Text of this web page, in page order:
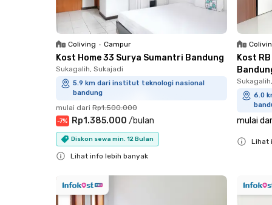
Coliving • Campur
Kost Home 33 Surya Sumantri Bandung
Sukagalih, Sukajadi
5.9 km dari institut teknologi nasional
bandung
mulai dari Rp1.500.000
-7% Rp1.385.000 /bulan
Diskon sewa min. 12 Bulan
Lihat info lebih banyak
Kost
6.0
mulai
Lihat